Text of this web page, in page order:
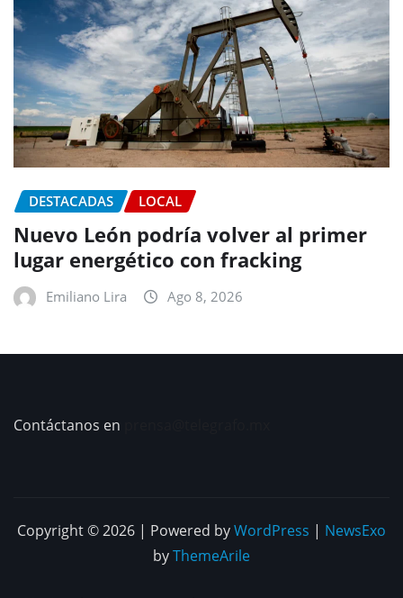
DESTACADAS LOCAL
Nuevo León podría volver al primer
lugar energético con fracking
Emiliano Lira Ago 8, 2026
Contáctanos en
Copyright © 2026 | Powered byWordPress | NewsExo
byThemeArile